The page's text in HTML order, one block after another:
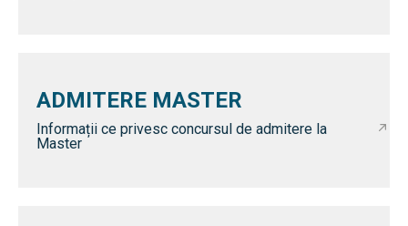
ADMITERE MASTER
Informații ce privesc concursul de admitere la
Master